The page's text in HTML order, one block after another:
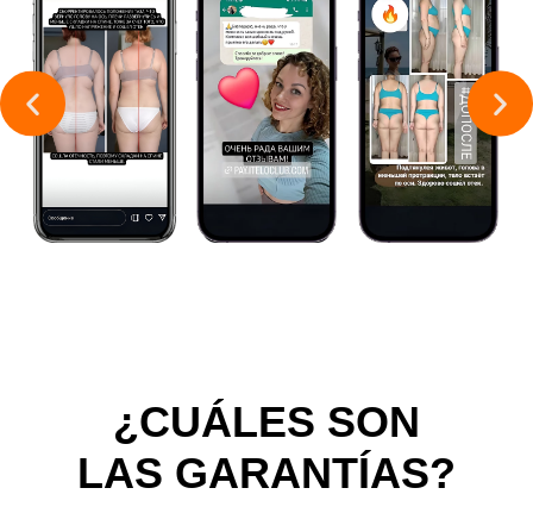
¿CUÁLES SON
LAS GARANTÍAS?